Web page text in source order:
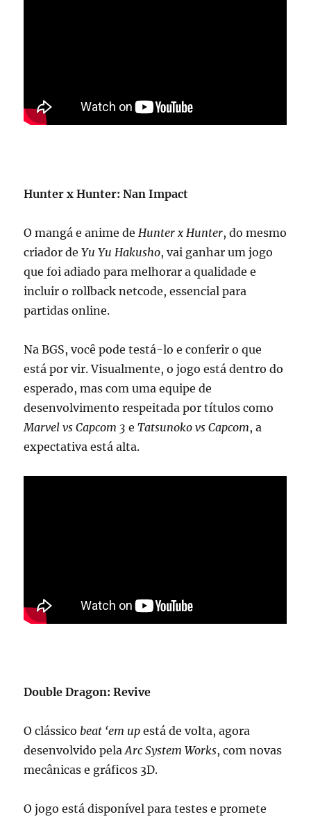
Hunter x Hunter: Nan Impact
O mangá e anime de Hunter x Hunter, do mesmo
criador deYu Yu Hakusho, vai ganhar um jogo
que foi adiado para melhorar a qualidade e
incluir o rollback netcode, essencial para
partidas online.
Na BGS, você pode testá-lo e conferir o que
está por vir. Visualmente, o jogo está dentro do
esperado, mas com uma equipe de
desenvolvimento respeitada por títulos como
Marvel vs Capcom 3 eTatsunoko vs Capcom, a
expectativa está alta.
Double Dragon: Revive
O clássico beat ‘em up está de volta, agora
desenvolvido pelaArc System Works, com novas
mecânicas e gráficos 3D.
O jogo está disponível para testes e promete